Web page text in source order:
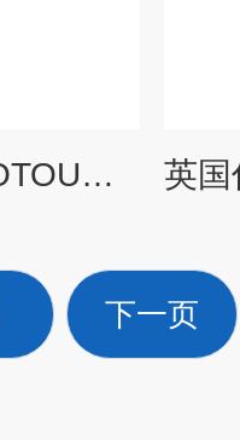
英国仕富梅SERVOTOUGH Oxy 1900 O₂分析仪
下一页